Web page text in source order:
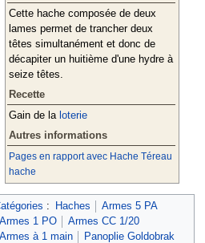
Cette hache composée de deux
lames permet de trancher deux
têtes simultanément et donc de
décapiter un huitième d'une hydre à
seize têtes.
Recette
Gain de la loterie
Autres informations
Pages en rapport avec Hache Téreau
hache
: Haches
Armes 5 PA
Armes 1 PO
Armes CC 1/20
Armes à 1 main
Panoplie Goldobrak